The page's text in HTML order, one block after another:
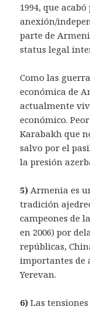
1994, que
anexión/
parte de
status legal
Como las
económica de
actualmente
económico.
Karabakh que
salvo por el
la presión
5) Armenia es
tradición
campeones de
en 2006) por
repúblicas,
importantes de
Yerevan.
6) Las